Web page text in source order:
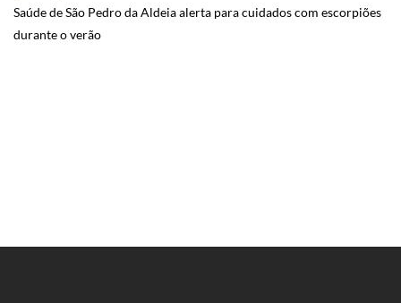
Saúde de São Pedro da Aldeia alerta para cuidados com escorpiões
durante o verão